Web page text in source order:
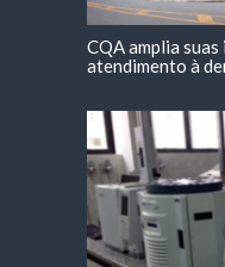
CQA amplia
atendimento à